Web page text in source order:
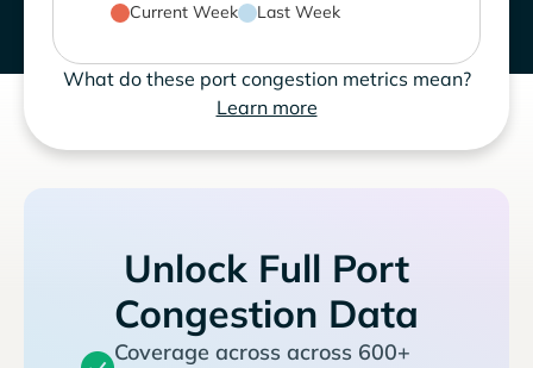
Current Week Last Week
What do these port congestion metrics mean?
Learn more
Unlock Full Port
Congestion Data
Coverage across across 600+